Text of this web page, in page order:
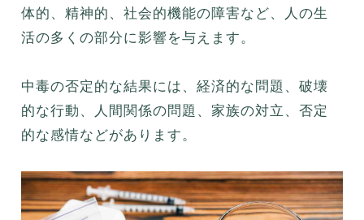
体的、精神的、社会的機能の障害など、人の生
活の多くの部分に影響を与えます。
中毒の否定的な結果には、経済的な問題、破壊
的な行動、人間関係の問題、家族の対立、否定
的な感情などがあります。